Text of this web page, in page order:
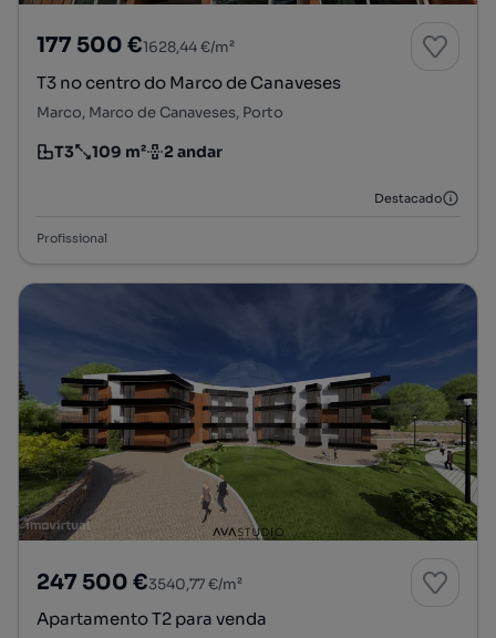
177 500 €1628,44 €/m²
T3 no centro do Marco de Canaveses
Marco, Marco de Canaveses, Porto
Tipologia
T3
Preço por metro quadrado
109 m²
Andar 2 andar
Destacado
Profissional
247 500 €3540,77 €/m²
Apartamento T2 para venda